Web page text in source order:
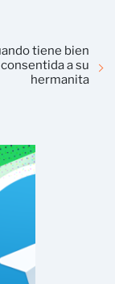
tiene bien
consentida a su
hermanita